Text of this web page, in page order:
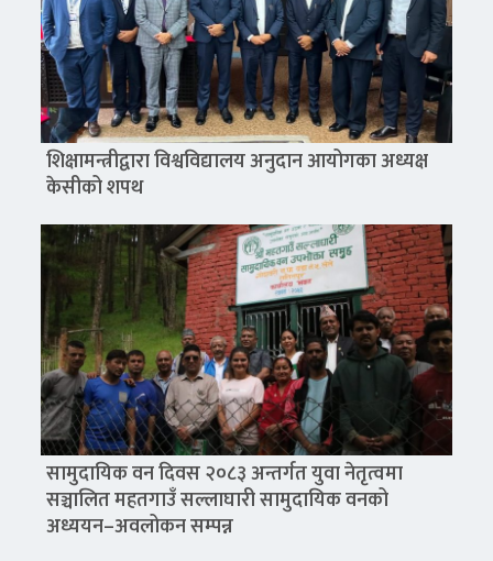
शिक्षामन्त्रीद्वारा विश्वविद्यालय अनुदान आयोगका अध्यक्ष
केसीको शपथ
सामुदायिक वन दिवस २०८३ अन्तर्गत युवा नेतृत्वमा
सञ्चालित महतगाउँ सल्लाघारी सामुदायिक वनको
अध्ययन–अवलोकन सम्पन्न